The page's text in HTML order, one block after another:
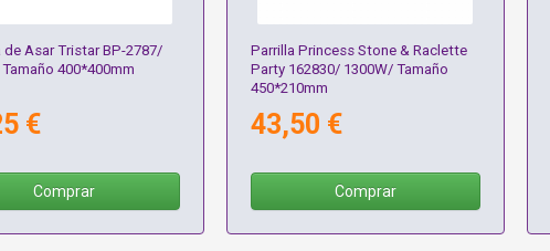
de Asar Tristar BP-2787/
400*400mm
€
Comprar
Parrilla Princess Stone & Raclette
Party 162830/ 1300W/ Tamaño
450*210mm
43,50 €
Comprar